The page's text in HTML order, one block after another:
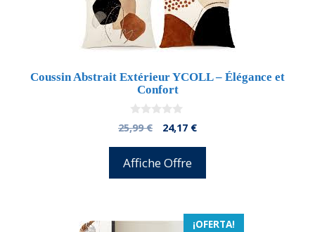
Coussin Abstrait Extérieur YCOLL – Élégance et
Confort
0
d
25,99€
El
original
era:
24,17 €El
Affiche Offre
¡OFERTA!